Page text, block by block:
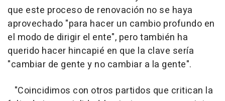
que este proceso de renovación no se haya
aprovechado "para hacer un cambio profundo en
el modo de dirigir el ente", pero también ha
querido hacer hincapié en que la clave sería
"cambiar de gente y no cambiar a la gente".
"Coincidimos con otros partidos que critican la